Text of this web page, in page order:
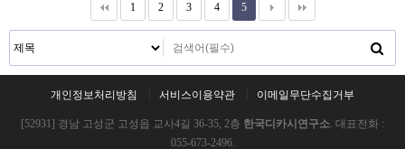
1 2 3 4 5
개인정보처리방침 서비스이용약관 이메일무단수집거부
[52931] 경남 고성군 고성읍 교사4길 36-35, 2층 한국디카시연구소. 대표전화 :
055-673-2496.